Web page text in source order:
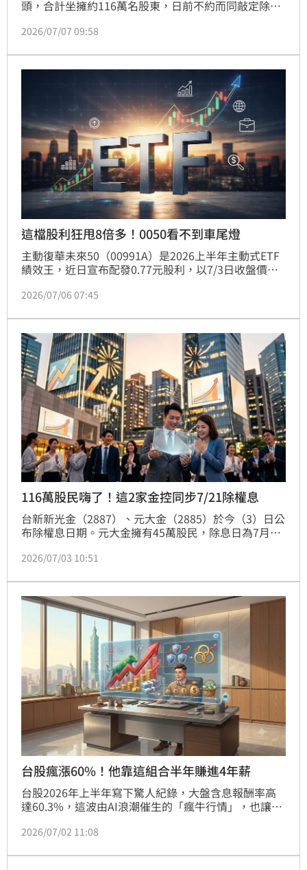
頭，合計坐擁約116萬名股東，日前不約而同敲定除權
望進帳。元大金今年每股配發1.8元現金股息；台新新
票股利每股0.1元，合計1.1元入袋。
2026/07/07 09:58
這檔股利狂甩8倍多！0050看不到車尾燈
主動復華未來50（00991A）是2026上半年主動式ETF
績效王，近日宣布配發0.77元股利，以7/3日收盤價
約7.43%。不敗教主陳重銘分析，00991A除了打敗
10%，但00991A的真正看點在於資本利得，上半年的
績效就高達98.94%，陳重銘認為民眾可以把00991A想
像成主動
2026/07/06 07:45
116萬股民嗨了！這2家金控同步7/21除權息
台新新光金（2887）、元大金（2885）於今（3）日公
布除權息日期。元大金擁有45萬股民，除息日為7月21
金，同樣於7月21日除權息。
2026/07/03 10:51
台股瘋漲60%！他靠這組合半年賺進4年薪
台股2026年上半年寫下驚人紀錄，大盤含息報酬率高
達60.3%，這波由AI浪潮催生的「瘋牛行情」，也讓長
享存股多年來的最新戰果，光是今年上半年的帳面獲利
息旺季來臨，今年全年更可望首度突破50萬現金股利。
2026/07/02 11:08